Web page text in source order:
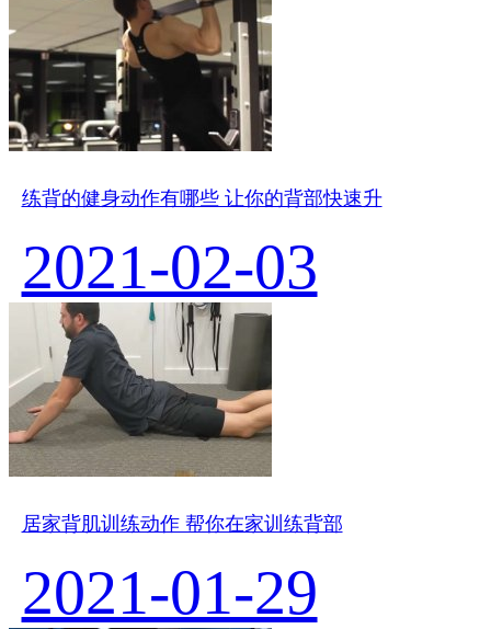
练背的健身动作有哪些 让你的背部快速升
2021-02-03
居家背肌训练动作 帮你在家训练背部
2021-01-29